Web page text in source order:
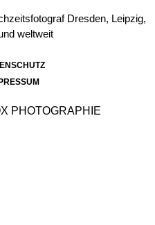
PHOTOGRAPHIE
Dresden, Leipzig,
weltweit